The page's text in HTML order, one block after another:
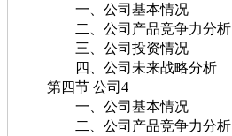
一、公司基本情况
二、公司产品竞争力分析
三、公司投资情况
四、公司未来战略分析
第四节 公司4
一、公司基本情况
二、公司产品竞争力分析